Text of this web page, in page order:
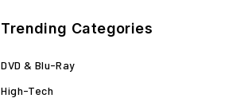
Trending Categories
DVD & Blu-Ray
High-Tech